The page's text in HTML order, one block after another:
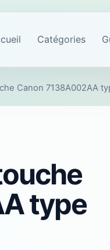
Catégories
Canon 7138A002AA
type